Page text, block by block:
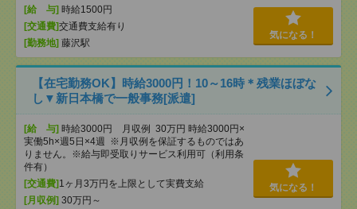
[給 与] 時給1500円
[交通費]交通費支給有り
[勤務地] 藤沢駅
気になる！
【在宅勤務OK】時給3000円！10～16時＊残業ほぼな
し▼新日本橋で一般事務[派遣]
[給 与] 時給3000円 月収例 30万円 時給3000円×
実働5h×週5日×4週 ※月収例を保証するものではあ
りません。※給与即受取りサービス利用可（利用条
件有）
[交通費] 1ヶ月3万円を上限として実費支給
[月収例] 30万円～
気になる！